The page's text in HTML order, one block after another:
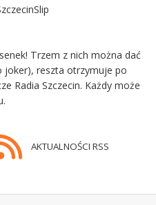
Trzem z nich można dać
joker), reszta otrzymuje po
Radia Szczecin. Każdy może
AKTUALNOŚCI RSS